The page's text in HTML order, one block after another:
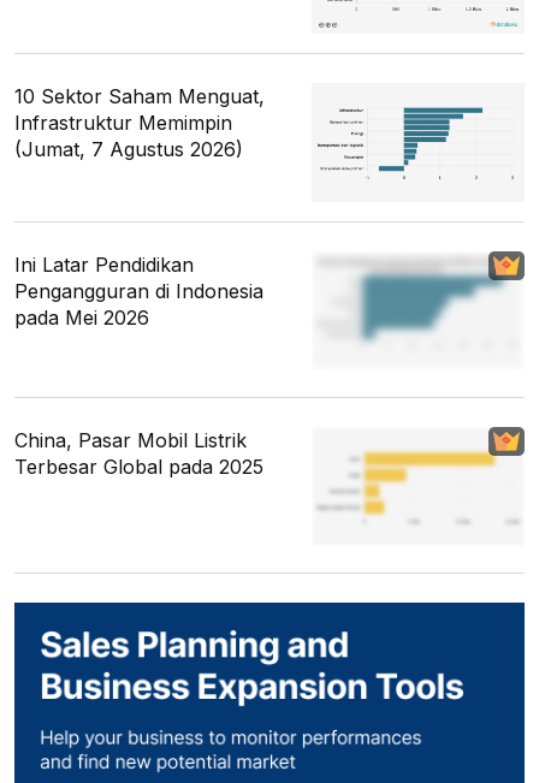
10 Sektor Saham Menguat,
Infrastruktur Memimpin
(Jumat, 7 Agustus 2026)
Ini Latar Pendidikan
Pengangguran di Indonesia
pada Mei 2026
China, Pasar Mobil Listrik
Terbesar Global pada 2025